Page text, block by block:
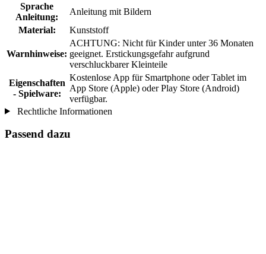
Sprache
Anleitung:
Anleitung mit Bildern
Material:
Kunststoff
Warnhinweise:
ACHTUNG: Nicht für Kinder unter 36 Monaten
geeignet. Erstickungsgefahr aufgrund
verschluckbarer Kleinteile
Eigenschaften
- Spielware:
Kostenlose App für Smartphone oder Tablet im
App Store (Apple) oder Play Store (Android)
verfügbar.
Rechtliche Informationen
Passend dazu